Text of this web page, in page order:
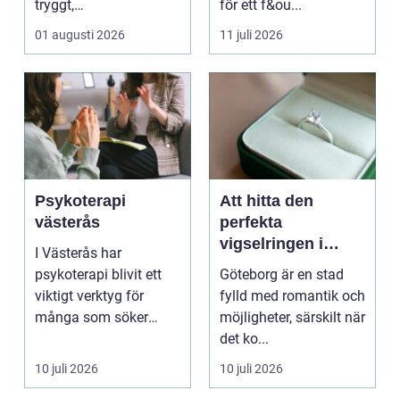
tryggt,
inomhusklimatet
fungerar och ener...
01 augusti 2026
för ett f&ou...
11 juli 2026
Psykoterapi
västerås
I Västerås har
psykoterapi blivit ett
viktigt verktyg för
många som söker
välmående i liv...
10 juli 2026
Att hitta den
perfekta
vigselringen i
Göteborg
Göteborg är en stad
fylld med romantik och
möjligheter, särskilt när
det ko...
10 juli 2026